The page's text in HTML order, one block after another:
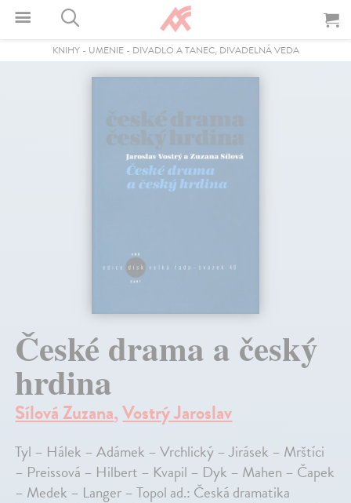
KNIHY- UMENIE- DIVADLO A TANEC, DIVADELNÁ VEDA
České drama a český
hrdina
Sílová Zuzana,Vostrý Jaroslav
Tyl – Hálek – Adámek – Vrchlický – Jirásek – Mrštíci
– Preissová – Hilbert – Kvapil – Dyk – Mahen – Čapek
– Medek – Langer – Topol ad.: Česká dramatika